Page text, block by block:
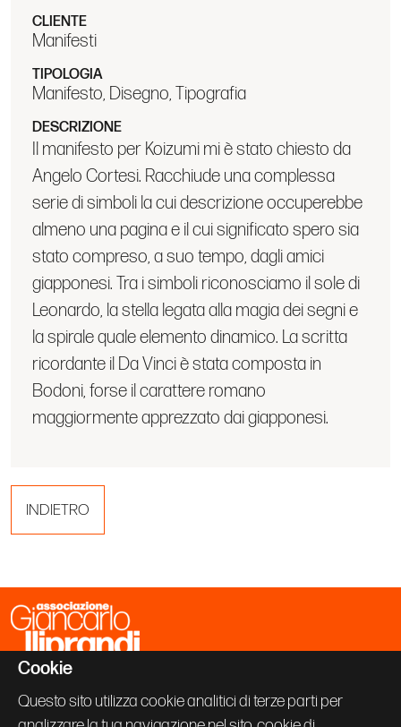
Cookie
Questo sito utilizza cookie analitici di terze parti per
CLIENTE
Manifesti
TIPOLOGIA
Manifesto, Disegno, Tipografia
DESCRIZIONE
Il manifesto per Koizumi mi è stato chiesto da
Angelo Cortesi. Racchiude una complessa
serie di simboli la cui descrizione occuperebbe
almeno una pagina e il cui significato spero sia
stato compreso, a suo tempo, dagli amici
giapponesi. Tra i simboli riconosciamo il sole di
Leonardo, la stella legata alla magia dei segni e
la spirale quale elemento dinamico. La scritta
ricordante il Da Vinci è stata composta in
Bodoni, forse il carattere romano
maggiormente apprezzato dai giapponesi.
INDIETRO
Associazione Giancarlo Iliprandi
20131 Milano